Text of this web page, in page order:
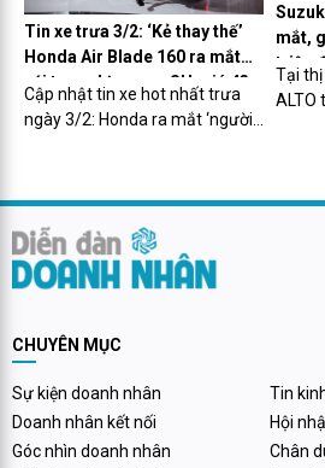
Tin xe trưa 3/2: ‘Kẻ thay thế’
Honda Air Blade 160 ra mắt
với trang bị ngang SH, giá 43
triệu đồng
Cập nhật tin xe hot nhất trưa
ngày 3/2: Honda ra mắt ‘người
Blade giá ngỡ ngàng: Có phanh
ABS 2 kênh, màn hình TFT…
mắt,
triệu
Tại
ALTO
CHUYÊN MỤC
Sự kiện doanh nhân
Tin
Doanh nhân kết nối
Hội
Góc nhìn doanh nhân
Chân